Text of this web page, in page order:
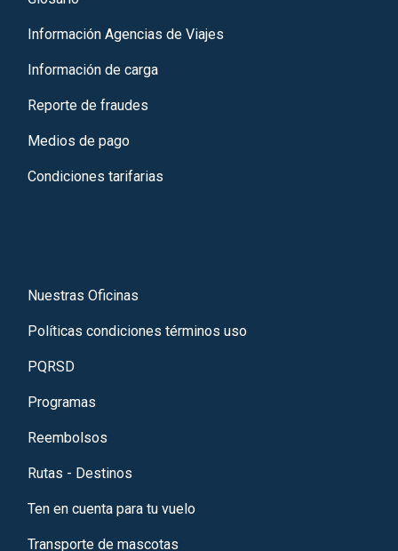
Información Agencias de Viajes
Información de carga
Reporte de fraudes
Medios de pago
Condiciones tarifarias
Nuestras Oficinas
Políticas condiciones términos uso
PQRSD
Programas
Reembolsos
Rutas - Destinos
Ten en cuenta para tu vuelo
Transporte de mascotas